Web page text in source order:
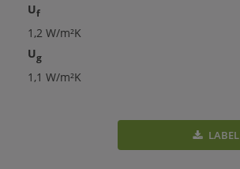
Uf
1,2 W/m²K
Ug
1,1 W/m²K
LABEL